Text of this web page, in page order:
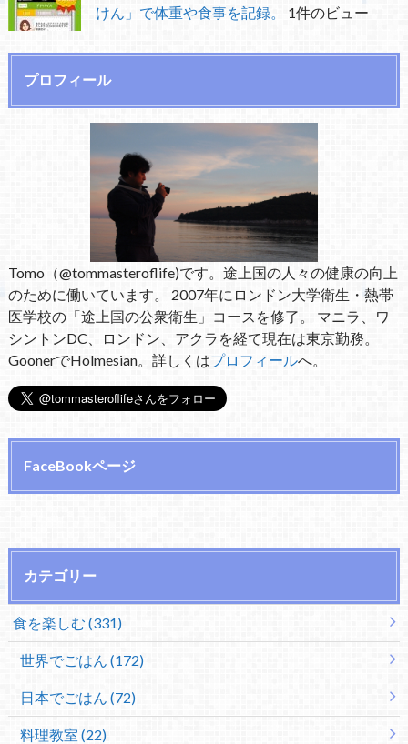
けん」で体重や食事を記録。
1件のビュー
プロフィール
Tomo（@tommasteroflife)です。途上国の人々の健康の向上
のために働いています。 2007年にロンドン大学衛生・熱帯
医学校の「途上国の公衆衛生」コースを修了。 マニラ、ワ
シントンDC、ロンドン、アクラを経て現在は東京勤務。
GoonerでHolmesian。詳しくはプロフィールへ。
FaceBookページ
カテゴリー
食を楽しむ (331)
世界でごはん (172)
日本でごはん (72)
料理教室 (22)